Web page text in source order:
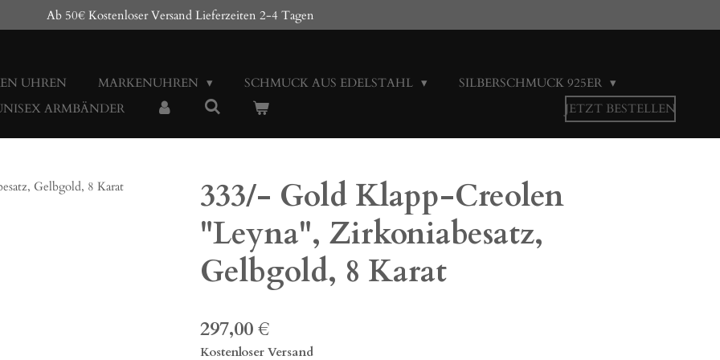
Ab 50€ Kostenloser Versand Lieferzeiten 2-4 Tagen
UHREN MARKENUHREN SCHMUCK AUS EDELSTAHL
SILBERSCHMUCK 925ER
ARMBÄNDER JETZT BESTELLEN
333/- Gold Klapp-Creolen
"Leyna", Zirkoniabesatz,
Gelbgold, 8 Karat
297,00 €
Kostenloser Versand